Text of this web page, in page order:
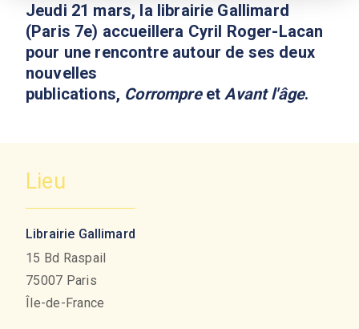
Jeudi 21 mars, la librairie Gallimard
(Paris 7e) accueillera Cyril Roger-Lacan
pour une rencontre autour de ses deux
nouvelles
publications, Corrompre etAvant l'âge.
Lieu
Librairie Gallimard
15 Bd Raspail
75007 Paris
Île-de-France